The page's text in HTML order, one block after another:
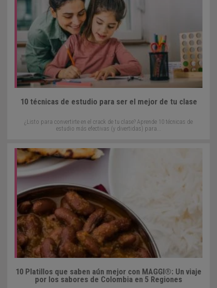
10 técnicas de estudio para ser el mejor de tu clase
¿Listo para convertirte en el crack de tu clase? Aprende 10 técnicas de
estudio más efectivas (y divertidas) para...
10 Platillos que saben aún mejor con MAGGI®: Un viaje
por los sabores de Colombia en 5 Regiones